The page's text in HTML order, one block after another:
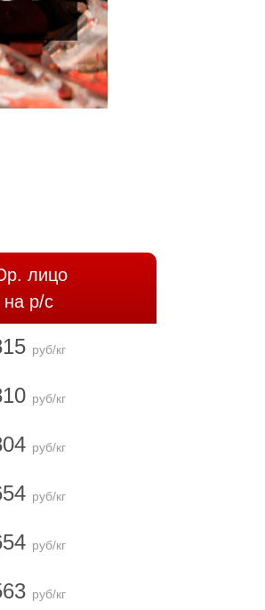
лицо
на р/с
руб/кг
руб/кг
руб/кг
руб/кг
руб/кг
руб/кг